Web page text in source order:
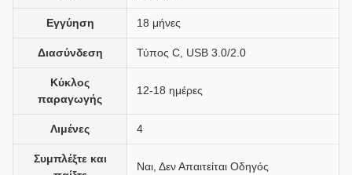
Εγγύηση 18 μήνες
Διασύνδεση Τύπος C, USB 3.0/2.0
Κύκλος
παραγωγής
12-18 ημέρες
Λιμένες 4
Συμπλέξτε και
Ναι, Δεν Απαιτείται Οδηγός